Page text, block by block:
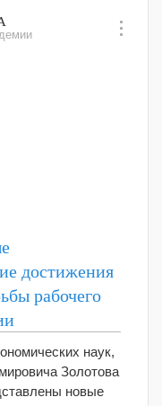
достижения
рабочего
наук,
Золотова
новые